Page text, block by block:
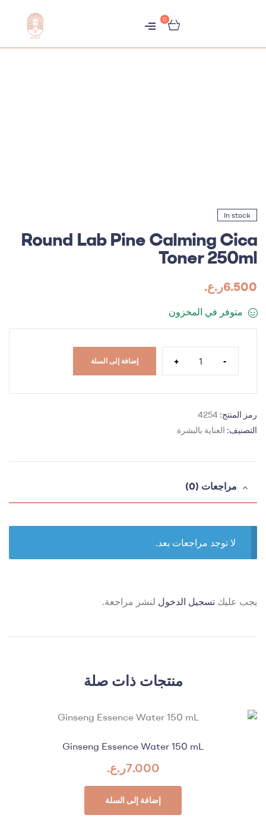
0
متجر
In stock
Round Lab Pine Calming Cica
Toner 250ml
6.500ر.ع.
متوفر في المخزون
-
+ إضافة إلى السلة
رمز المنتج: 4254
التصنيف: العناية بالبشرة
مراجعات (0)
لا توجد مراجعات بعد.
يجب عليك تسجيل الدخول لنشر مراجعة.
منتجات ذات صلة
Ginseng Essence Water 150 mL
7.000ر.ع.
إضافة إلى السلة